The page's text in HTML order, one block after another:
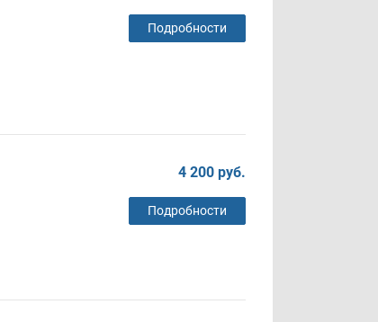
Подробности
4 200 руб.
Подробности